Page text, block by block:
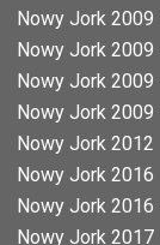
Nowy Jork 2009
Nowy Jork
Nowy Jork 2009
Nowy Jork
Nowy Jork 2012
Nowy Jork 2016
Nowy Jork 2016
Nowy Jork 2017